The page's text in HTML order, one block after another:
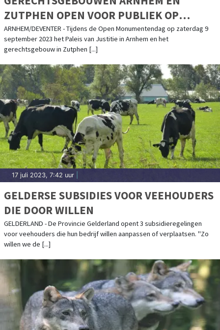
ZUTPHEN OPEN VOOR PUBLIEK OP
ZATERDAG 9 SEPTEMBER
ARNHEM/DEVENTER - Tijdens de Open Monumentendag op zaterdag 9
september 2023 het Paleis van Justitie in Arnhem en het
gerechtsgebouw in Zutphen [...]
17 juli 2023, 7:42 uur
GELDERSE SUBSIDIES VOOR VEEHOUDERS
DIE DOOR WILLEN
GELDERLAND - De Provincie Gelderland opent 3 subsidieregelingen
voor veehouders die hun bedrijf willen aanpassen of verplaatsen. "Zo
willen we de [...]